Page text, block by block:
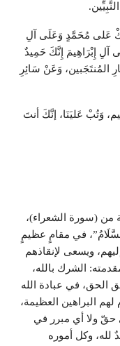
عَلى مُحَمَّدٍ وَعَلَى آلِ
آلِ إِبْرَاهِيمَ إِنَّكَ حَمِيدٌ
المُنتَجَبين، وَعَنْ سَائِرِ
وَتُبْ عَليَنَا، إنَّكَ أنتَ
من (سورة الشعراء)،
في مقامٍ عظيمٍ
ويسعى لإنقاذهم
الشرك بالله،
الحق، في عبادة الله
البراهين العظيمة،
حقّ ولا أي مبرر في
لله، وكل أموره